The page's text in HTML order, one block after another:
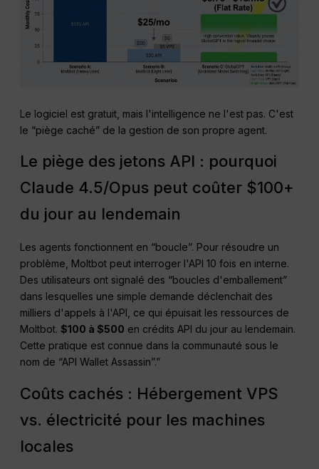
Le logiciel est gratuit, mais l'intelligence ne l'est pas. C'est
le “piège caché” de la gestion de son propre agent.
Le piège des jetons API : pourquoi
Claude 4.5/Opus peut coûter $100+
du jour au lendemain
Les agents fonctionnent en “boucle”. Pour résoudre un
problème, Moltbot peut interroger l'API 10 fois en interne.
Des utilisateurs ont signalé des “boucles d'emballement”
dans lesquelles une simple demande déclenchait des
milliers d'appels à l'API, ce qui épuisait les ressources de
Moltbot.$100 à $500 en crédits API du jour au lendemain.
Cette pratique est connue dans la communauté sous le
nom de “API Wallet Assassin”.”
Coûts cachés : Hébergement VPS
vs. électricité pour les machines
locales